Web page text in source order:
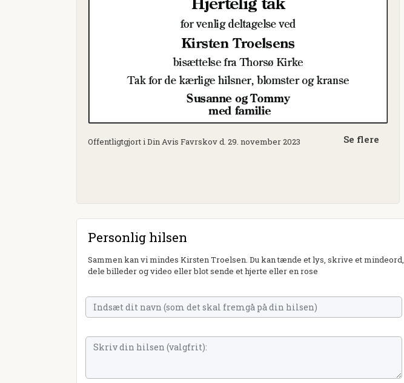
Offentligtgjort i Din Avis Favrskov d. 29. november 2023 Se flere
Personlig hilsen
Sammen kan vi mindes Kirsten Troelsen. Du kan tænde et lys, skrive et mindeord,
dele billeder og video eller blot sende et hjerte eller en rose